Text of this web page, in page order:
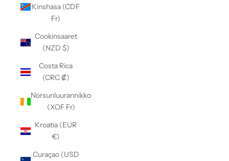
Kinshasa (CDF
Fr)
Cookinsaaret
(NZD $)
Costa Rica
(CRC ₡)
Norsunluurannikko
(XOF Fr)
Kroatia (EUR
€)
Curaçao (USD